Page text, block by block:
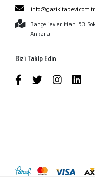
info@gazikitabevi.com.tr
Bahçelievler Mah. 53.
Ankara
Bizi Takip Edin